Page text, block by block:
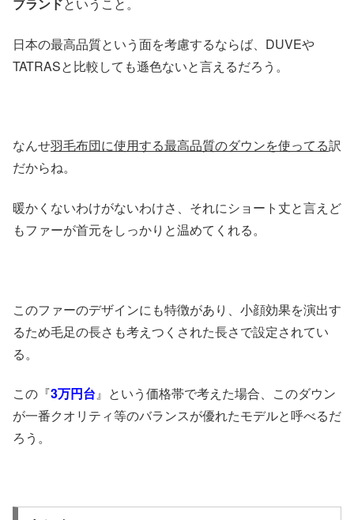
ブランドということ。
日本の最高品質という面を考慮するならば、DUVEや
TATRASと比較しても遜色ないと言えるだろう。
なんせ羽毛布団に使用する最高品質のダウンを使ってる訳
だからね。
暖かくないわけがないわけさ、それにショート丈と言えど
もファーが首元をしっかりと温めてくれる。
このファーのデザインにも特徴があり、小顔効果を演出す
るため毛足の長さも考えつくされた長さで設定されてい
る。
この『3万円台』という価格帯で考えた場合、このダウン
が一番クオリティ等のバランスが優れたモデルと呼べるだ
ろう。